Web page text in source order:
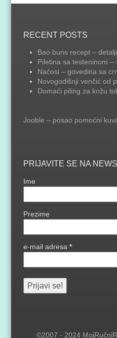
RECENT POSTS
Bao buns recept –
Piletina sa testeninom –
Naćosi – govedina sa
Novogodišnji venčić od
Domaći piling za kožu
Jooble – posao pomoćni
PRIJAVITE SE NA
Ime
Prezime
e-mail adresa*
©2007 - 2024